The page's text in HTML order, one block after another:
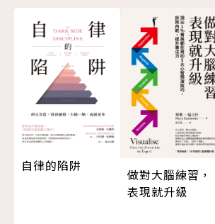
自律的陷阱
做對大腦練習，
表現就升級